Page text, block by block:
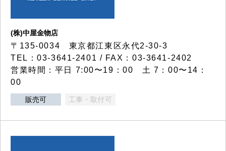
(株)中屋金物店
〒135-0034 東京都江東区永代2-30-3
TEL：03-3641-2401 / FAX：03-3641-2402
営業時間：平日 7:00〜19：00 土 7：00〜14：
00
販売可 工事・取付可